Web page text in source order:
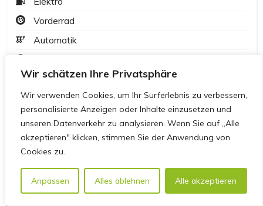
Wir schätzen Ihre Privatsphäre
Wir verwenden Cookies, um Ihr Surferlebnis zu verbessern,
personalisierte Anzeigen oder Inhalte einzusetzen und
unseren Datenverkehr zu analysieren. Wenn Sie auf „Alle
akzeptieren" klicken, stimmen Sie der Anwendung von
Cookies zu.
Anpassen Alles ablehnen Alle akzeptieren